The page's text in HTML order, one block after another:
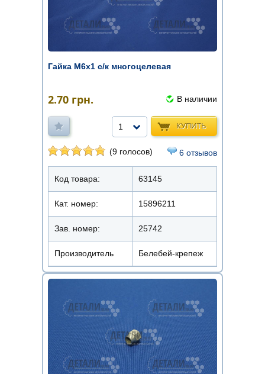
Гайка М6х1 с/к многоцелевая
2.70 грн. В наличии
КУПИТЬ
1
(9 голосов) 6 отзывов
Код товара: 63145
Кат. номер: 15896211
Зав. номер: 25742
Производитель Белебей-крепеж